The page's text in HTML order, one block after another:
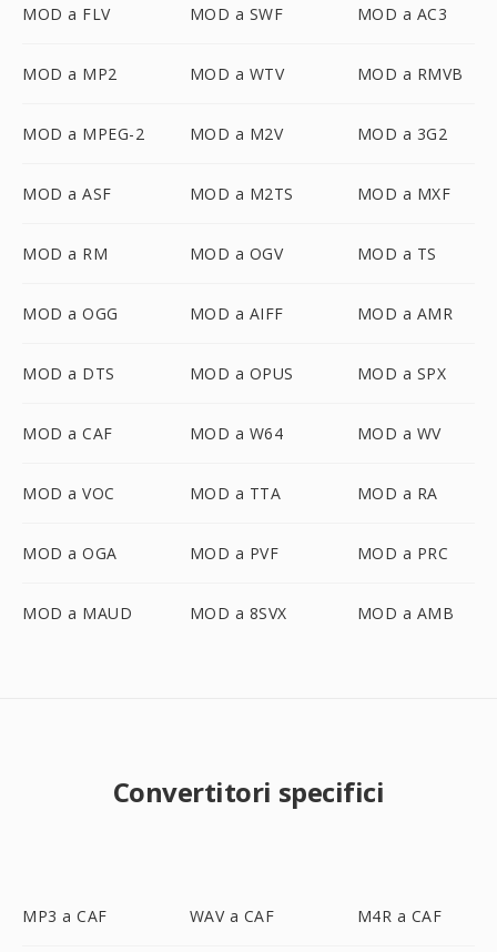
MOD a FLV MOD a SWF MOD a AC3
MOD a MP2 MOD a WTV MOD a RMVB
MOD a MPEG-2 MOD a M2V MOD a 3G2
MOD a ASF MOD a M2TS MOD a MXF
MOD a RM MOD a OGV MOD a TS
MOD a OGG MOD a AIFF MOD a AMR
MOD a DTS MOD a OPUS MOD a SPX
MOD a CAF MOD a W64 MOD a WV
MOD a VOC MOD a TTA MOD a RA
MOD a OGA MOD a PVF MOD a PRC
MOD a MAUD MOD a 8SVX MOD a AMB
Convertitori specifici
MP3 a CAF WAV a CAF M4R a CAF